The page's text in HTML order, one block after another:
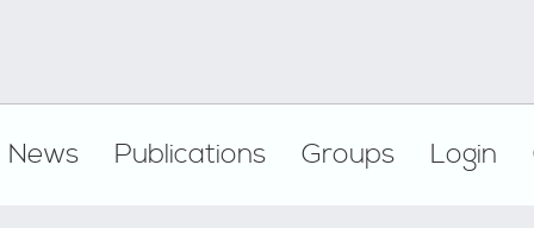
News Publications Groups Login